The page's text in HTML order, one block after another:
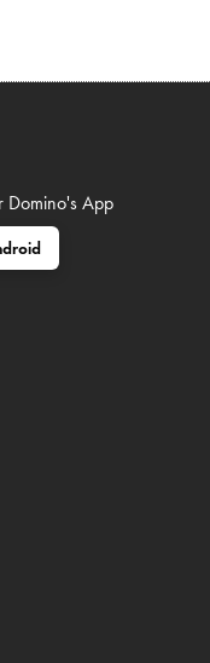
Domino's App